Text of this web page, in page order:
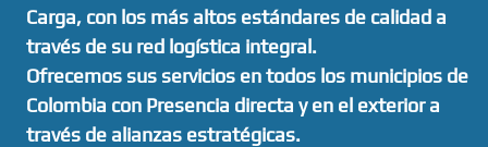
Carga, con los más altos estándares de calidad a
través de su red logística integral.
Ofrecemos sus servicios en todos los municipios de
Colombia con Presencia directa y en el exterior a
través de alianzas estratégicas.